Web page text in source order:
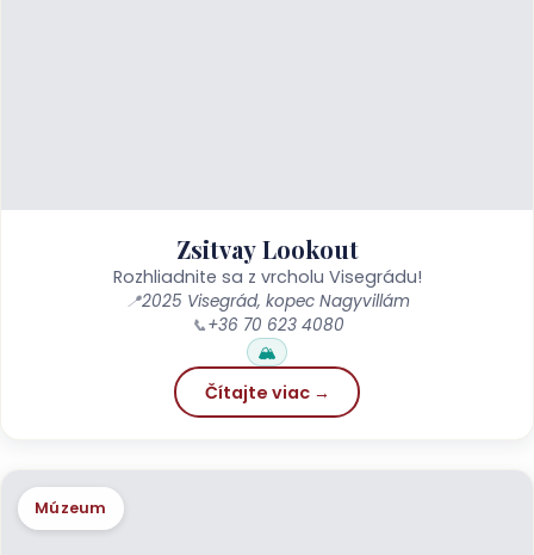
Zsitvay Lookout
Rozhliadnite sa z vrcholu Visegrádu!
📍2025 Visegrád, kopec Nagyvillám
📞+36 70 623 4080
🏔️
Čítajte viac →
Múzeum